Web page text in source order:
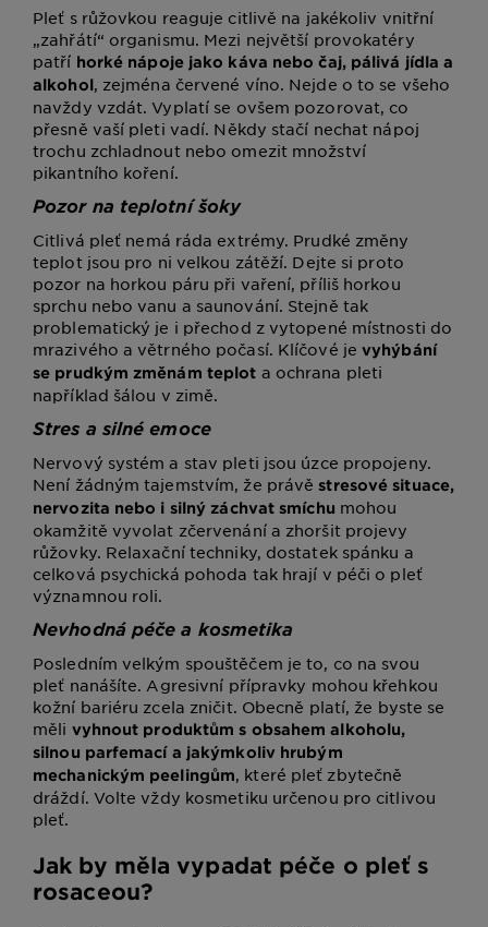
Pleť s růžovkou reaguje citlivě na jakékoliv vnitřní
„zahřátí“ organismu. Mezi největší provokatéry
patří horké nápoje jako káva nebo čaj, pálivá jídla a
alkohol, zejména červené víno. Nejde o to se všeho
navždy vzdát. Vyplatí se ovšem pozorovat, co
přesně vaší pleti vadí. Někdy stačí nechat nápoj
trochu zchladnout nebo omezit množství
pikantního koření.
Pozor na teplotní šoky
Citlivá pleť nemá ráda extrémy. Prudké změny
teplot jsou pro ni velkou zátěží. Dejte si proto
pozor na horkou páru při vaření, příliš horkou
sprchu nebo vanu a saunování. Stejně tak
problematický je i přechod z vytopené místnosti do
mrazivého a větrného počasí. Klíčové jevyhýbání
se prudkým změnám teplot a ochrana pleti
například šálou v zimě.
Stres a silné emoce
Nervový systém a stav pleti jsou úzce propojeny.
Není žádným tajemstvím, že právěstresové situace,
nervozita nebo i silný záchvat smíchu mohou
okamžitě vyvolat zčervenání a zhoršit projevy
růžovky. Relaxační techniky, dostatek spánku a
celková psychická pohoda tak hrají v péči o pleť
významnou roli.
Nevhodná péče a kosmetika
Posledním velkým spouštěčem je to, co na svou
pleť nanášíte. Agresivní přípravky mohou křehkou
kožní bariéru zcela zničit. Obecně platí, že byste se
měli vyhnout produktům s obsahem alkoholu,
silnou parfemací a jakýmkoliv hrubým
mechanickým peelingům, které pleť zbytečně
dráždí. Volte vždy kosmetiku určenou pro citlivou
pleť.
Jak by měla vypadat péče o pleť s
rosaceou?